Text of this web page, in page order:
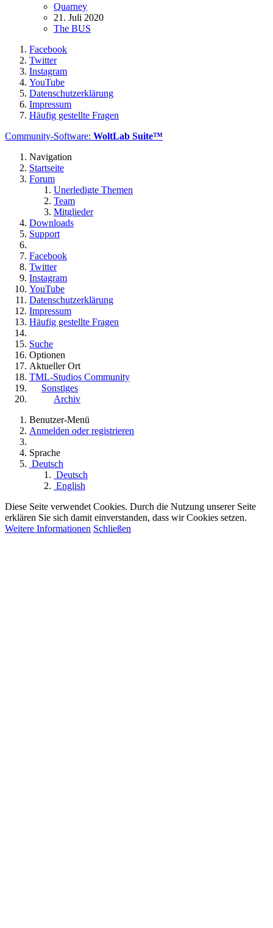
Quarney
21. Juli 2020
The BUS
Facebook
Twitter
Instagram
YouTube
Datenschutzerklärung
Impressum
Häufig gestellte Fragen
Community-Software: WoltLab Suite™
Navigation
Startseite
Forum
Unerledigte Themen
Team
Mitglieder
Downloads
Support
Facebook
Twitter
Instagram
YouTube
Datenschutzerklärung
Impressum
Häufig gestellte Fragen
Suche
Optionen
Aktueller Ort
TML-Studios Community
Sonstiges
Archiv
Benutzer-Menü
Anmelden oder registrieren
Sprache
Deutsch
Deutsch
English
Diese Seite verwendet Cookies. Durch die Nutzung unserer Seite
erklären Sie sich damit einverstanden, dass wir Cookies setzen.
Weitere Informationen Schließen